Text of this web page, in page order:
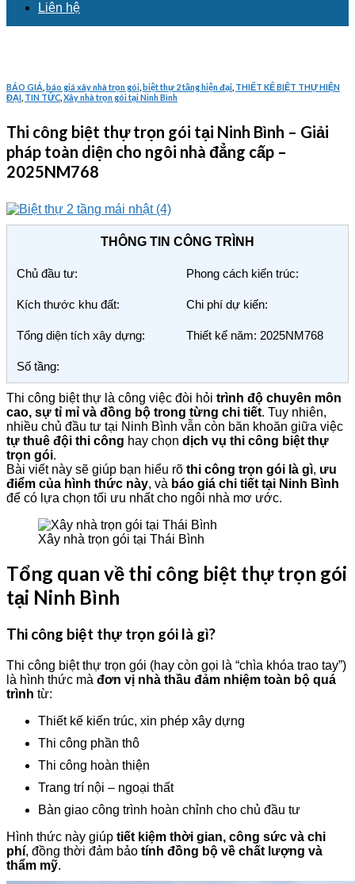
Liên hệ
BÁO GIÁ báo giá xây nhà trọn gói biệt thự 2 tầng hiện đại THIẾT KẾ BIỆT THỰ HIỆN
ĐẠI TIN TỨC Xây nhà trọn gói tại Ninh Bình
Thi công biệt thự trọn gói tại Ninh Bình – Giải
pháp toàn diện cho ngôi nhà đẳng cấp –
2025NM768
THÔNG TIN CÔNG TRÌNH
Chủ đầu tư: Phong cách kiến trúc:
Kích thước khu đất: Chi phí dự kiến:
Tổng diện tích xây dựng: Thiết kế năm: 2025NM768
Số tầng:
Thi công biệt thự là công việc đòi hỏi trình độ chuyên môn
cao, sự tỉ mỉ và đồng bộ trong từng chi tiết. Tuy nhiên,
nhiều chủ đầu tư tại Ninh Bình vẫn còn băn khoăn giữa việc
tự thuê đội thi công hay chọn dịch vụ thi công biệt thự
trọn gói.
Bài viết này sẽ giúp bạn hiểu rõ thi công trọn gói là gì, ưu
điểm của hình thức này, và báo giá chi tiết tại Ninh Bình
để có lựa chọn tối ưu nhất cho ngôi nhà mơ ước.
Xây nhà trọn gói tại Thái Bình
Tổng quan về thi công biệt thự trọn gói
tại Ninh Bình
Thi công biệt thự trọn gói là gì?
Thi công biệt thự trọn gói (hay còn gọi là “chìa khóa trao tay”)
là hình thức mà đơn vị nhà thầu đảm nhiệm toàn bộ quá
trình từ:
Thiết kế kiến trúc, xin phép xây dựng
Thi công phần thô
Thi công hoàn thiện
Trang trí nội – ngoại thất
Bàn giao công trình hoàn chỉnh cho chủ đầu tư
Hình thức này giúp tiết kiệm thời gian, công sức và chi
phí, đồng thời đảm bảo tính đồng bộ về chất lượng và
thẩm mỹ.